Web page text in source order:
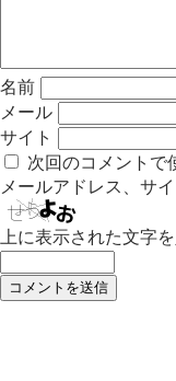
名前
メール
サイト
次回のコメントで
メールアドレス、サイ
上に表示された文字